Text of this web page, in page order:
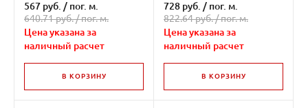
567 руб. / пог. м.
640.71 руб. /пог. м.
Цена указана за
наличный расчет
В КОРЗИНУ
728 руб. / пог. м.
822.64 руб. /пог. м.
Цена указана за
наличный расчет
В КОРЗИНУ